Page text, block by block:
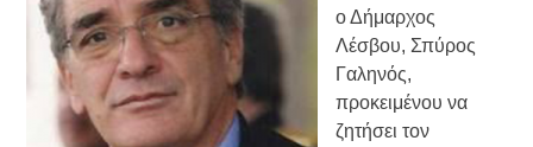
ο Δήμαρχος
Λέσβου, Σπύρος
Γαληνός,
προκειμένου να
ζητήσει τον